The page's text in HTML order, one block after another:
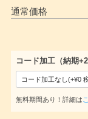
通常価格
コード加工（納期+2
無料期間あり！詳細は